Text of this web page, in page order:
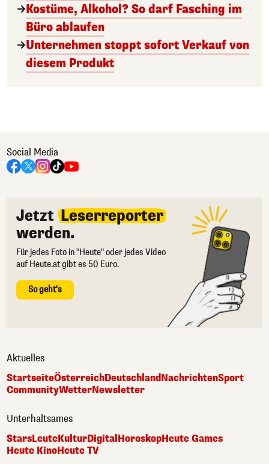
Kostüme, Alkohol? So darf Fasching im
Büro ablaufen
Unternehmen stoppt sofort Verkauf von
diesem Produkt
Social Media
Jetzt Leserreporter
werden.
Für jedes Foto in "Heute" oder jedes Video
auf Heute.at gibt es 50 Euro.
So geht's
Aktuelles
StartseiteÖsterreichDeutschlandNachrichtenSport
CommunityWetterNewsletter
Unterhaltsames
StarsLeuteKulturDigitalHoroskopHeute Games
Heute KinoHeute TV